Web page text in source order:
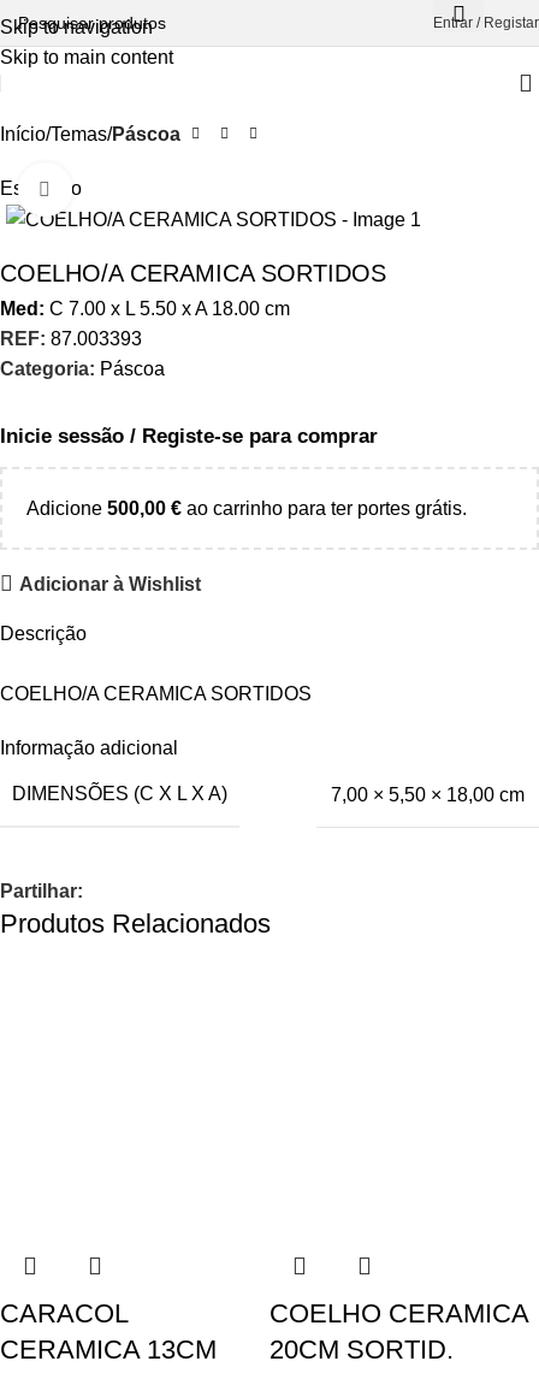
Skip to navigation
Skip to main content
Entrar / Registar
Início Temas Páscoa
EsgotadoAumentar Imagem
COELHO/A CERAMICA SORTIDOS
Med: C 7.00 x L 5.50 xA 18.00 cm
REF: 87.003393
Categoria: Páscoa
Inicie sessão / Registe-se para comprar
Adicione 500,00 € ao carrinho para ter portes grátis.
Adicionar à Wishlist
Descrição
COELHO/A CERAMICA SORTIDOS
Informação adicional
DIMENSÕES (C X L X A) 7,00 × 5,50 × 18,00 cm
Partilhar:
Produtos Relacionados
CARACOL
CERAMICA 13CM
COELHO CERAMICA
20CM SORTID.